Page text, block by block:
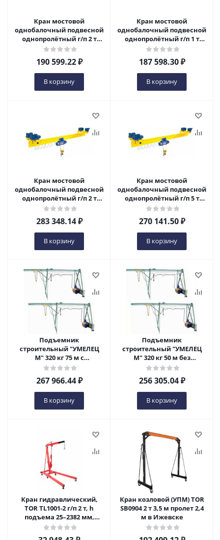
Кран мостовой
однобалочный подвесной
однопролётный г/п 2 т
пролет 4,5 м в Ижевске
190 599.22₽
В корзину
Кран мостовой
однобалочный подвесной
однопролётный г/п 1 т
пролет 6,0 м в Ижевске
187 598.30₽
В корзину
Кран мостовой
однобалочный подвесной
однопролётный г/п 2 т
пролет 3,0 м в Ижевске
283 348.14₽
В корзину
Кран мостовой
однобалочный подвесной
однопролётный г/п 5 т
пролет 4,5 м в Ижевске
270 141.50₽
В корзину
Подъемник
строительный "УМЕЛЕЦ
М" 320 кг 75 м с
противовесами в
267 966.44₽
В корзину
Подъемник
строительный "УМЕЛЕЦ
М" 320 кг 50 м без
противовесов в Ижевске
256 305.04₽
В корзину
Кран гидравлический,
TOR TL1001-2 г/п 2 т, h
подъема 25–2382 мм,
складной в Ижевске
Кран козловой (УПМ) TOR
SB0904 2 т 3,5 м пролет 2,4
м в Ижевске